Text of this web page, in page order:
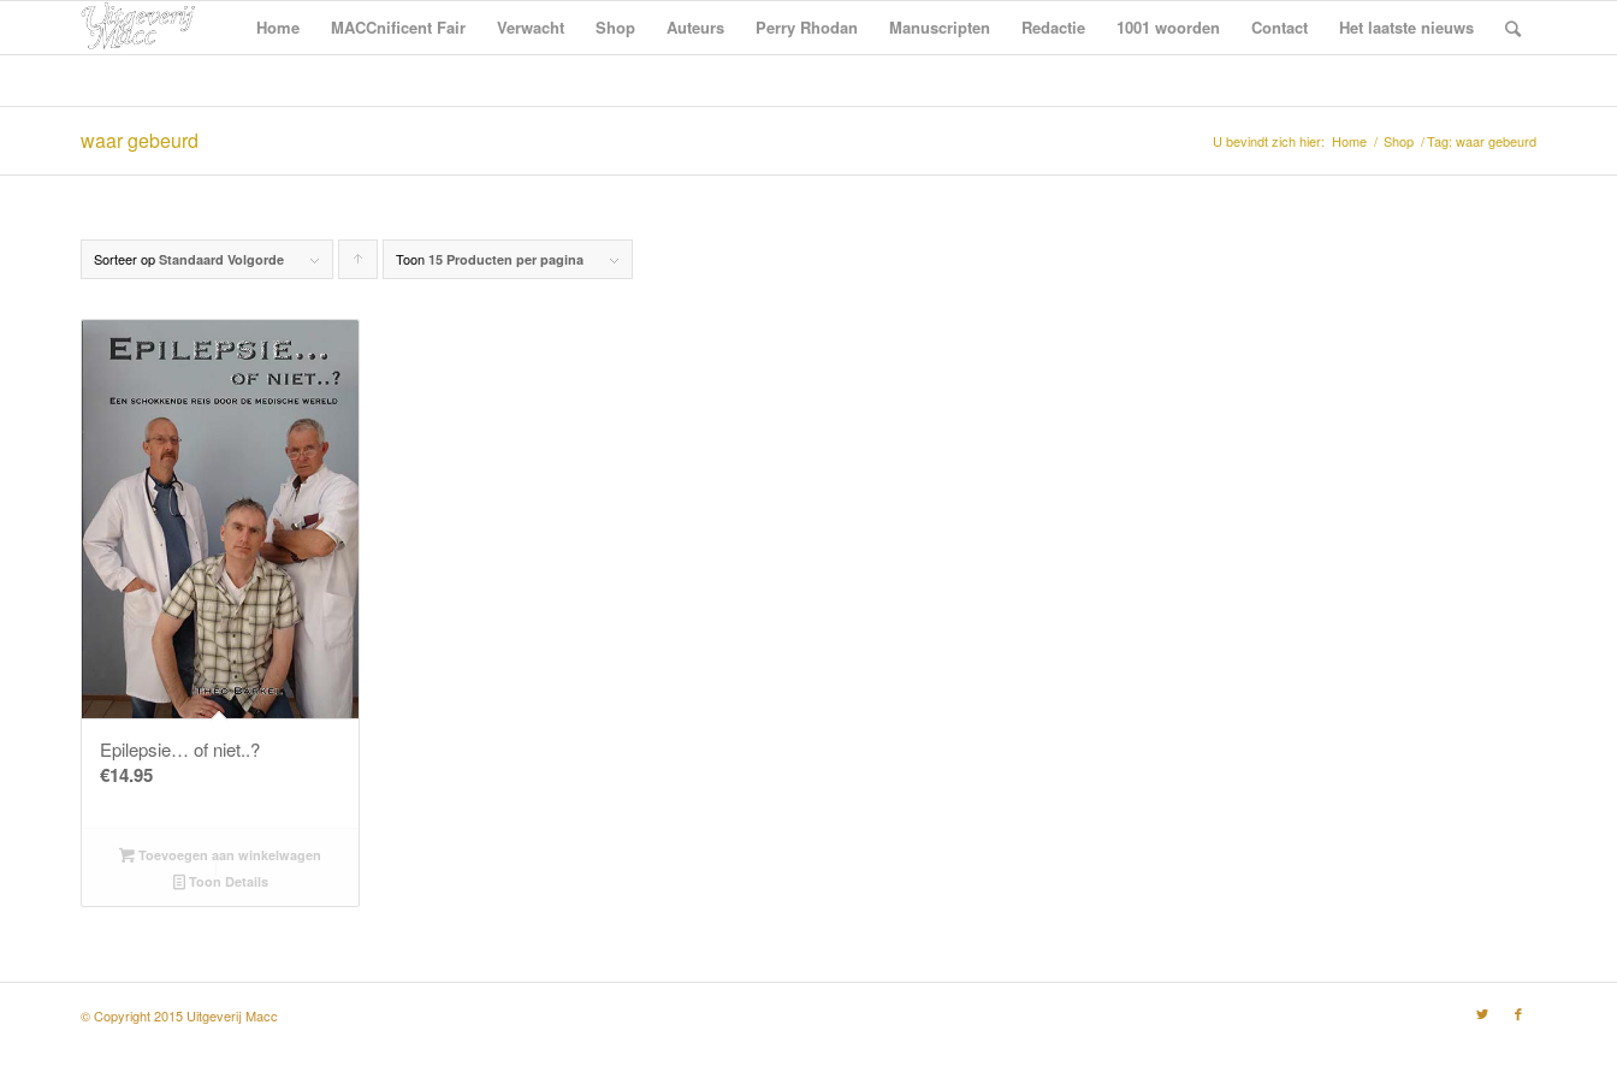
Home MACCnificent Fair Verwacht Shop Auteurs Perry Rhodan Manuscripten Redactie 1001 woorden Contact Het laatste nieuws
waar gebeurd U bevindt zich hier: Home / Shop /Tag: waar gebeurd
Sorteer op Standaard Volgorde
Producten
Toon 15 Producten per pagina
Epilepsie… of niet..?
€14.95
Toevoegen aan winkelwagen
Toon Details
© Copyright 2015 Uitgeverij Macc